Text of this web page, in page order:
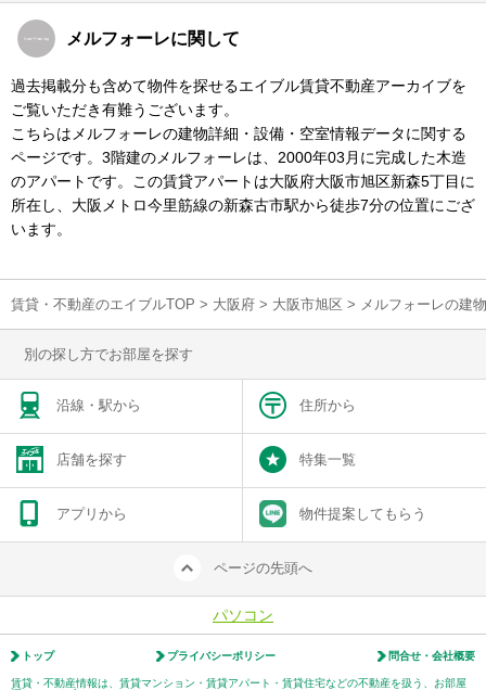
メルフォーレに関して
過去掲載分も含めて物件を探せるエイブル賃貸不動産アーカイブを
ご覧いただき有難うございます。
こちらはメルフォーレの建物詳細・設備・空室情報データに関する
ページです。3階建のメルフォーレは、2000年03月に完成した木造
のアパートです。この賃貸アパートは大阪府大阪市旭区新森5丁目に
所在し、大阪メトロ今里筋線の新森古市駅から徒歩7分の位置にござ
います。
賃貸・不動産のエイブルTOP > 大阪府 > 大阪市旭区 > メルフォーレの建
別の探し方でお部屋を探す
沿線・駅から 住所から
店舗を探す 特集一覧
アプリから 物件提案してもらう
ページの先頭へ
パソコン
トップ プライバシーポリシー 問合せ・会社概要
賃貸・不動産情報は、賃貸マンション・賃貸アパート・賃貸住宅などの不動産を扱う、お部屋